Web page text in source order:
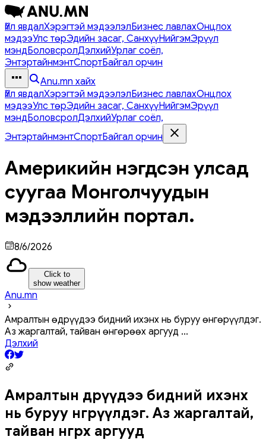
Үйл явдалХэрэгтэй мэдээлэлБизнес лавлахОнцлох
мэдээУлс төрЭдийн засаг, СанхүүНийгэмЭрүүл
мэндБоловсролДэлхийУрлаг соёл,
ЭнтэртайнмэнтСпортБайгал орчин
Anu.mn хайх
Үйл явдалХэрэгтэй мэдээлэлБизнес лавлахОнцлох
мэдээУлс төрЭдийн засаг, СанхүүНийгэмЭрүүл
мэндБоловсролДэлхийУрлаг соёл,
ЭнтэртайнмэнтСпортБайгал орчин
Америкийн нэгдсэн улсад
суугаа Монголчуудын
мэдээллийн портал.
8/6/2026
Click to
show weather
Anu.mn
Амралтын өдрүүдээ бидний ихэнх нь буруу өнгөрүүлдэг.
Аз жаргалтай, тайван өнгөрөөх аргууд ...
Дэлхий
Амралтын өдрүүдээ бидний ихэнх
нь буруу өнгөрүүлдэг. Аз жаргалтай,
тайван өнгөрөөх аргууд